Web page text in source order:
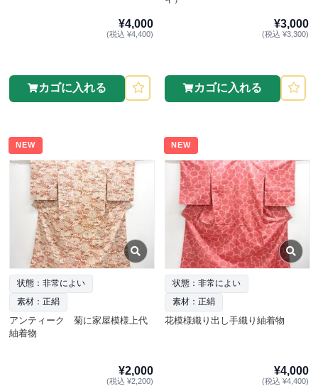
¥4,000
(税込 ¥4,400)
カゴに入れる
¥3,000
(税込 ¥3,300)
カゴに入れる
NEW
状態：非常によい
素材：正絹
アンティーク 菊に家屋模様上代
紬着物
¥2,000
(税込 ¥2,200)
NEW
状態：非常によい
素材：正絹
花模様織り出し手織り紬着物
¥4,000
(税込 ¥4,400)